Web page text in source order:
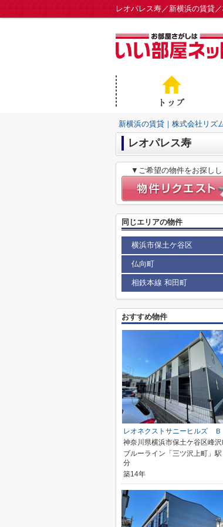
レオパレス寿／新横浜の賃貸
新横浜の賃貸｜株式会社リ
レオパレス寿
▼ご希望の物件をお探し
同じエリアの物件
横浜市保土ケ谷区
仏向町
相鉄本線 和田町
おすすめ物件
レオネクストサニーヒルズ Ｂ
神奈川県横浜市保土ケ谷区峰
ブルーライン「三ツ沢上町」駅
分
築14年